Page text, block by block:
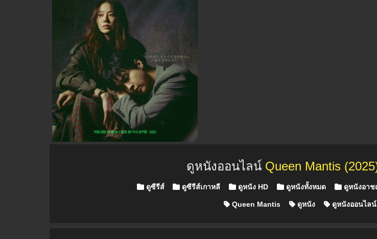
ดูหนังออนไลน์ Queen Mantis
Posted in
ดูซีรีส์ ดูซีรีส์เกาหลี ดูหนัง HD ดูหนังทั้งหมด ดูหนังอาช
Queen Mantis ดูหนัง ดูหนังออนไลน์